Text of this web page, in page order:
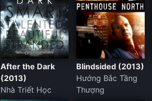
After the Dark
(2013)
Nhà Triết Học
Blindsided (2013)
Hướng Bắc Tầng
Thượng